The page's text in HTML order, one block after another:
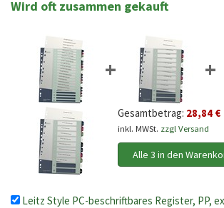
Wird oft zusammen gekauft
+ +
Gesamtbetrag: 28,84 €
inkl. MWSt. zzgl Versand
Alle 3 in den
Leitz Style PC-beschriftbares Register, PP,